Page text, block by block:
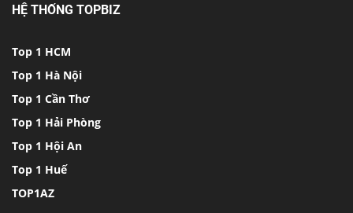
HỆ THỐNG TOPBIZ
Top 1 HCM
Top 1 Hà Nội
Top 1 Cần Thơ
Top 1 Hải Phòng
Top 1 Hội An
Top 1 Huế
TOP1AZ